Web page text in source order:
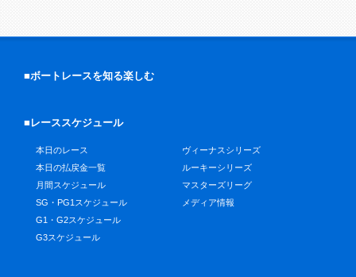
■ボートレースを知る楽しむ
■レーススケジュール
本日のレース
本日の払戻金一覧
月間スケジュール
SG・PG1スケジュール
G1・G2スケジュール
G3スケジュール
ヴィーナスシリーズ
ルーキーシリーズ
マスターズリーグ
メディア情報